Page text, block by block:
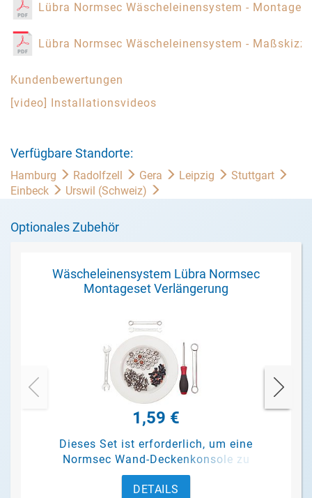
Lübra Normsec Wäscheleinensystem -
Lübra Normsec Wäscheleinensystem -
Kundenbewertungen
[video] Installationsvideos
Verfügbare Standorte:
Hamburg Radolfzell Gera Leipzig
Stuttgart
Einbeck
Urswil (Schweiz)
Optionales Zubehör
Wäscheleinensystem Lübra Normsec
Montageset Verlängerung
1,59 €
Dieses Set ist erforderlich, um eine
Normsec Wand-Deckenkonsole zu
verlängern.
DETAILS